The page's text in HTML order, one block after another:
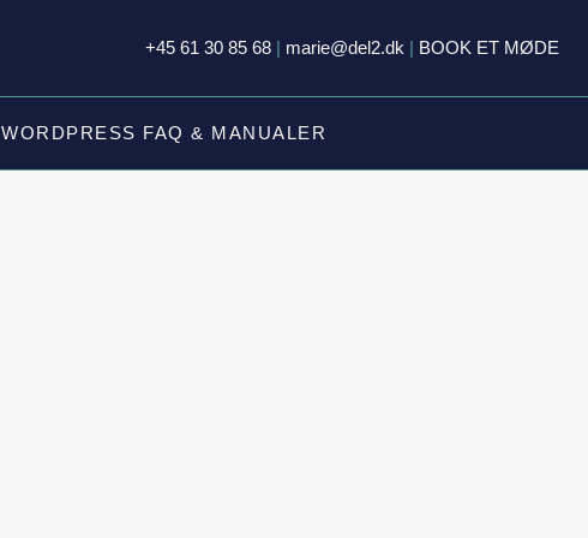
+45 61 30 85 68 | marie@del2.dk | BOOK ET MØDE
WORDPRESS FAQ & MANUALER